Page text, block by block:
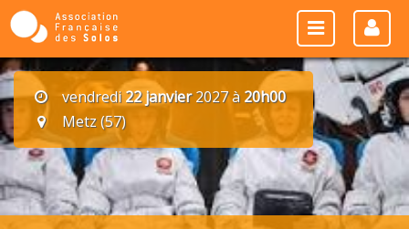
vendredi22 janvier2027 à 20h00
Metz (57)